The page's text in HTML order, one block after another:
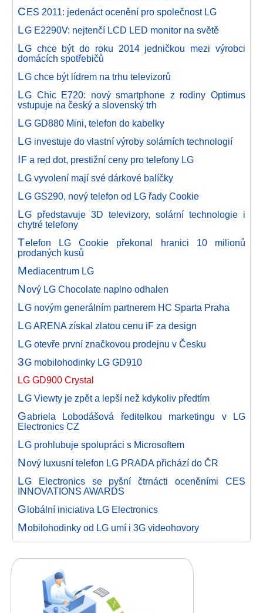
CES 2011: jedenáct ocenění pro společnost LG
LG E2290V: nejtenčí LCD LED monitor na světě
LG chce být do roku 2014 jedničkou mezi výrobci
domácích spotřebičů
LG chce být lídrem na trhu televizorů
LG Chic E720: nový smartphone z rodiny Optimus
vstupuje na český a slovenský trh
LG GD880 Mini, telefon do kabelky
LG investuje do vlastní výroby solárních technologií
IF a red dot, prestižní ceny pro telefony LG
LG vyvolení mají své dárkové balíčky
LG GS290, nový telefon od LG řady Cookie
LG představuje 3D televizory, solární technologie i
chytré telefony
Telefon LG Cookie překonal hranici 10 milionů
prodaných kusů
Mediacentrum LG
Nový LG Chocolate naplno odhalen
LG novým generálním partnerem HC Sparta Praha
LG ARENA získal zlatou cenu iF za design
LG otevře první značkovou prodejnu v Česku
3G mobilohodinky LG GD910
LG GD900 Crystal
LG Viewty je zpět a lepší než kdykoliv předtím
Gabriela Lobodášová ředitelkou marketingu v LG
Electronics CZ
LG prohlubuje spolupráci s Microsoftem
Nový luxusní telefon LG PRADA přichází do ČR
LG Electronics se pyšní čtrnácti oceněními CES
INNOVATIONS AWARDS
Globální iniciativa LG Electronics
Mobilohodinky od LG umí i 3G videohovory